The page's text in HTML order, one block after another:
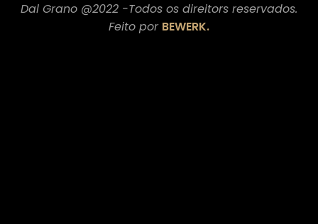
Dal Grano @2022 -Todos os direitors reservados.
Feito por BEWERK.